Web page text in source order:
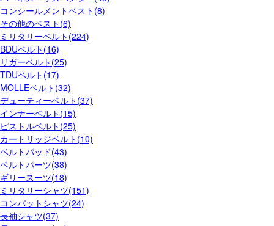
コンシールメントベスト(8)
その他のベスト(6)
ミリタリーベルト(224)
BDUベルト(16)
リガーベルト(25)
TDUベルト(17)
MOLLEベルト(32)
デューティーベルト(37)
インナーベルト(15)
ピストルベルト(25)
カートリッジベルト(10)
ベルトパッド(43)
ベルトパーツ(38)
ギリースーツ(18)
ミリタリーシャツ(151)
コンバットシャツ(24)
長袖シャツ(37)